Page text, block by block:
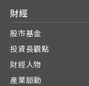
財經
股市基金
投資長觀點
財經人物
產業脈動